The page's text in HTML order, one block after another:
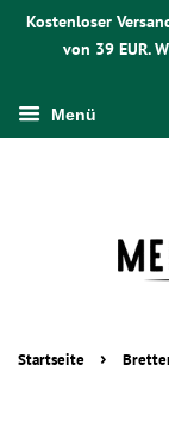
Kostenloser
von 39 EUR.
Menü
Startseite ›